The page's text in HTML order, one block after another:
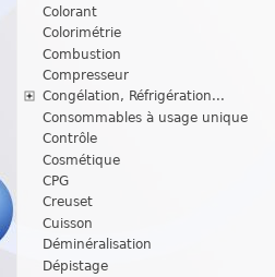
Colorant
Colorimétrie
Combustion
Compresseur
Congélation, Réfrigération...
Consommables à usage unique
Contrôle
Cosmétique
CPG
Creuset
Cuisson
Déminéralisation
Dépistage